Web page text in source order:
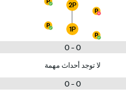
2P
1P
0 - 0
لا توجد أحداث مهمة
0 - 0